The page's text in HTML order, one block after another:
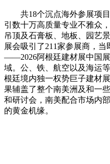
共18个沉点海外参展项目
引数十万高质量专业不雅众
吊顶及石膏板、地板、园艺
展会吸引了211家参展商，
——2026阿根廷建材展中国
域。公、铁、航空以及海运
根廷境内独一权势巨子建材
果辅盖了整个南美洲及和一
和研讨会，南美配合市场内
的黄金机缘。